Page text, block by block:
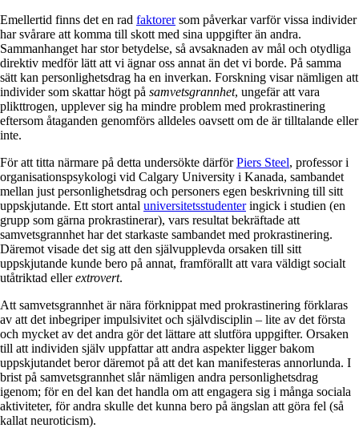
Emellertid finns det en rad faktorersom påverkar varför vissa individer
har svårare att komma till skott med sina uppgifter än andra.
Sammanhanget har stor betydelse, så avsaknaden av mål och otydliga
direktiv medför lätt att vi ägnar oss annat än det vi borde. På samma
sätt kan personlighetsdrag ha en inverkan. Forskning visar nämligen att
individer som skattar högt på samvetsgrannhet, ungefär att vara
plikttrogen, upplever sig ha mindre problem med prokrastinering
eftersom åtaganden genomförs alldeles oavsett om de är tilltalande eller
inte.
För att titta närmare på detta undersökte därförPiers Steel, professor i
organisationspsykologi vid Calgary University i Kanada, sambandet
mellan just personlighetsdrag och personers egen beskrivning till sitt
uppskjutande. Ett stort antal universitetsstudenteringick i studien (en
grupp som gärna prokrastinerar), vars resultat bekräftade att
samvetsgrannhet har det starkaste sambandet med prokrastinering.
Däremot visade det sig att den självupplevda orsaken till sitt
uppskjutande kunde bero på annat, framförallt att vara väldigt socialt
utåtriktad ellerextrovert.
Att samvetsgrannhet är nära förknippat med prokrastinering förklaras
av att det inbegriper impulsivitet och självdisciplin – lite av det första
och mycket av det andra gör det lättare att slutföra uppgifter. Orsaken
till att individen själv uppfattar att andra aspekter ligger bakom
uppskjutandet beror däremot på att det kan manifesteras annorlunda. I
brist på samvetsgrannhet slår nämligen andra personlighetsdrag
igenom; för en del kan det handla om att engagera sig i många sociala
aktiviteter, för andra skulle det kunna bero på ängslan att göra fel (så
kallat neuroticism).